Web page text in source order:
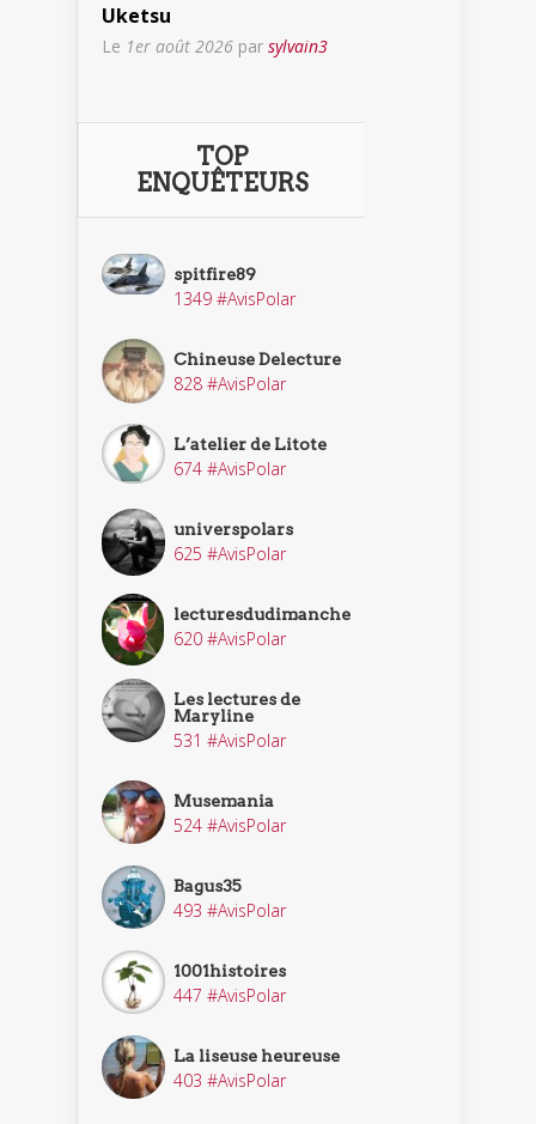
Uketsu
Le 1er août 2026 par sylvain3
TOP
ENQUÊTEURS
spitfire89
1349 #AvisPolar
Chineuse Delecture
828 #AvisPolar
L’atelier de Litote
674 #AvisPolar
universpolars
625 #AvisPolar
lecturesdudimanche
620 #AvisPolar
Les lectures de
Maryline
531 #AvisPolar
Musemania
524 #AvisPolar
Bagus35
493 #AvisPolar
1001histoires
447 #AvisPolar
La liseuse heureuse
403 #AvisPolar